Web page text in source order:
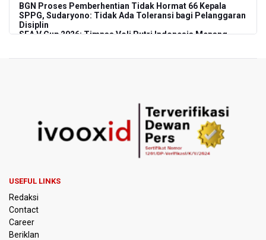
BGN Proses Pemberhentian Tidak Hormat 66 Kepala
SPPG, Sudaryono: Tidak Ada Toleransi bagi Pelanggaran
Disiplin
SEA V Cup 2026: Timnas Voli Putri Indonesia Menang
PSSI Evaluasi TImnas Indonesia Setelah Gagal Tembus
Timnas Indonesia Tersingkir di Piala AFF 2026 Setelah
Pemerintah Matangkan Rencana Pembaruan Buku Ajar
Kebakaran Alun-alun Suryakancana
USEFUL LINKS
Redaksi
Contact
Career
Beriklan